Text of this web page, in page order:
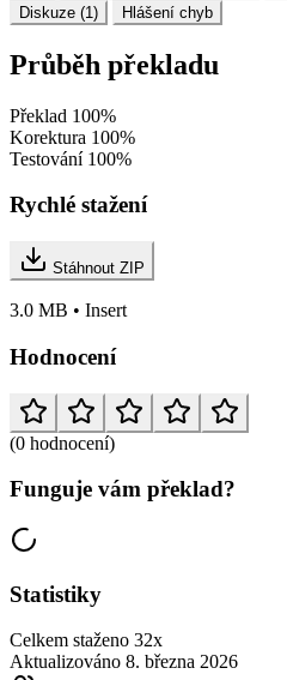
Diskuze (1)
Hlášení chyb
Průběh překladu
Překlad 100%
Korektura 100%
Testování 100%
Rychlé stažení
Stáhnout ZIP
3.0 MB • Insert
Hodnocení
(0 hodnocení)
Funguje vám překlad?
Statistiky
Celkem staženo 32x
Aktualizováno 8. března 2026